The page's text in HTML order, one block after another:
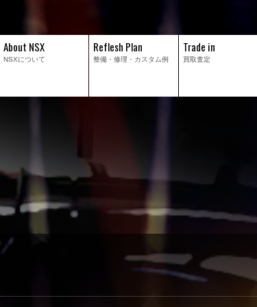
About NSX
NSXについて
Reflesh Plan
整備・修理・ カスタム例
Trade in
買取査定